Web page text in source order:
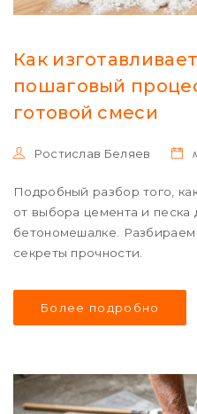
Как
пошаговый
готовой смеси
Ростислав Беляев
Подробный разбор того,
от выбора цемента и песка
бетономешалке.
секреты прочности.
Более подробно